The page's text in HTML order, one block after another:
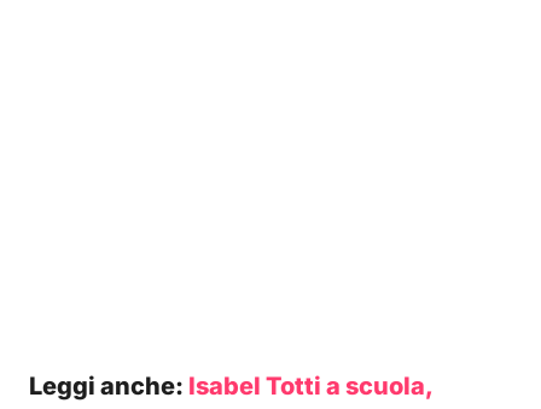
Leggi anche: Isabel Totti a scuola,